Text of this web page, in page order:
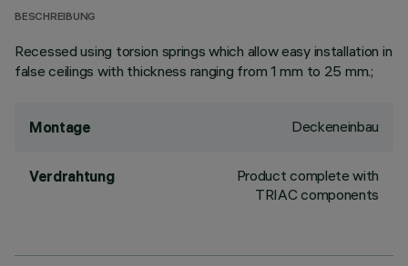
BESCHREIBUNG
Recessed using torsion springs which allow easy installation in
false ceilings with thickness ranging from 1 mm to 25 mm.;
Montage Deckeneinbau
Verdrahtung
Product complete with
TRIAC components